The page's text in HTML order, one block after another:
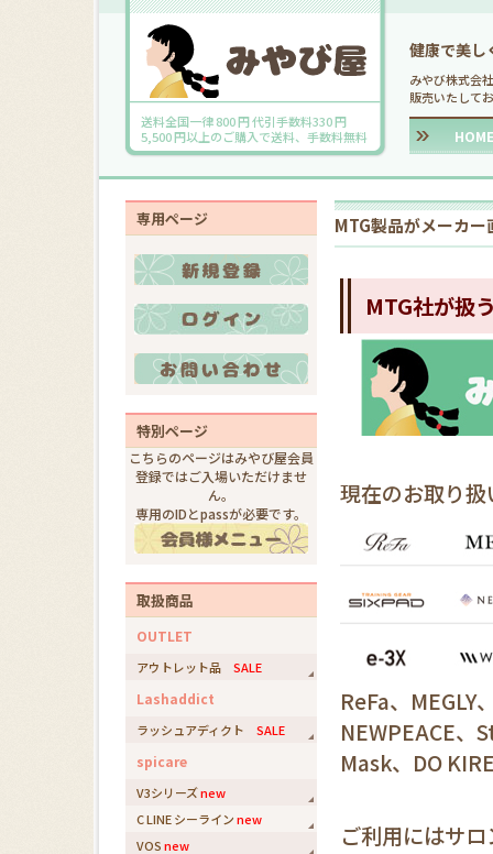
送料全国一律 800 円 代引手数料330 円
5,500 円以上のご購入で送料、手数料無料
健康で美し
みやび株式会
販売いたして
HOME
専用ページ
特別ページ
こちらのページはみやび屋会員
登録ではご入場いただけませ
ん。
専用のIDとpassが必要です。
取扱商品
OUTLET
アウトレット品 SALE
Lashaddict
ラッシュアディクト SALE
spicare
V3シリーズnew
C LINE シーラインnew
VOSnew
MTG製品がメーカ
MTG社が扱
現在のお取り
ReFa、MEGLY
NEWPEACE、
Mask、DO
ご利用にはサ